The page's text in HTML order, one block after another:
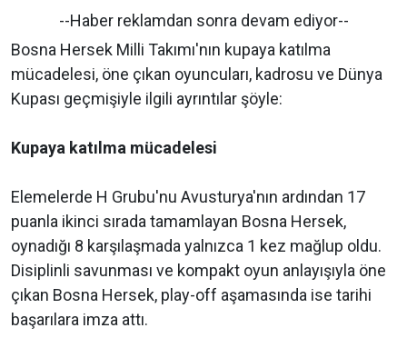
--Haber reklamdan sonra devam ediyor--
Bosna Hersek Milli Takımı'nın kupaya katılma
mücadelesi, öne çıkan oyuncuları, kadrosu ve Dünya
Kupası geçmişiyle ilgili ayrıntılar şöyle:
Kupaya katılma mücadelesi
Elemelerde H Grubu'nu Avusturya'nın ardından 17
puanla ikinci sırada tamamlayan Bosna Hersek,
oynadığı 8 karşılaşmada yalnızca 1 kez mağlup oldu.
Disiplinli savunması ve kompakt oyun anlayışıyla öne
çıkan Bosna Hersek, play-off aşamasında ise tarihi
başarılara imza attı.